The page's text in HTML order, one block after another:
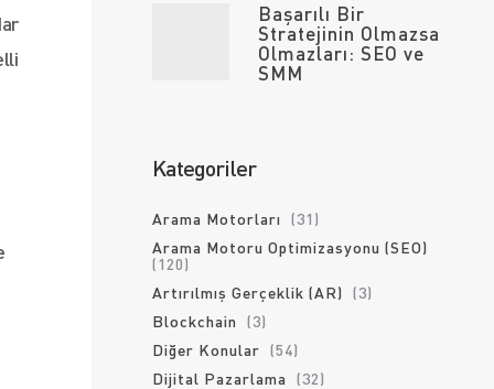
Başarılı Bir
Stratejinin Olmazsa
Olmazları: SEO ve
SMM
Kategoriler
Arama Motorları
(31)
Arama Motoru Optimizasyonu (SEO)
(120)
Artırılmış Gerçeklik (AR)
(3)
Blockchain
(3)
Diğer Konular (54)
Dijital Pazarlama
(32)